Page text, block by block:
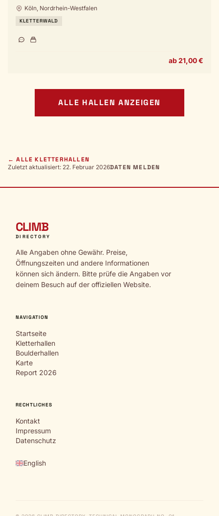
Köln, Nordrhein-Westfalen
KLETTERWALD
ab 21,00 €
ALLE HALLEN ANZEIGEN
← ALLE KLETTERHALLEN
Zuletzt aktualisiert: 22. Februar 2026DATEN MELDEN
CLIMB
DIRECTORY
Alle Angaben ohne Gewähr. Preise,
Öffnungszeiten und andere Informationen
können sich ändern. Bitte prüfe die Angaben vor
deinem Besuch auf der offiziellen Website.
NAVIGATION
Startseite
Kletterhallen
Boulderhallen
Karte
Report 2026
RECHTLICHES
Kontakt
Impressum
Datenschutz
English